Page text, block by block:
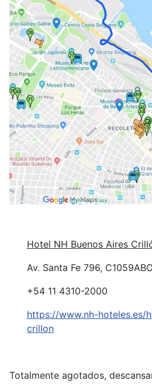
Hotel NH Buenos Aires
Av. Santa Fe 796,
+54 11 4310-2000
https://www.nh-hoteles.es/
crillon
Totalmente agotados,